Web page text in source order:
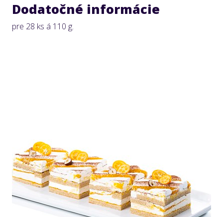
Dodatočné informácie
pre 28 ks á 110 g.